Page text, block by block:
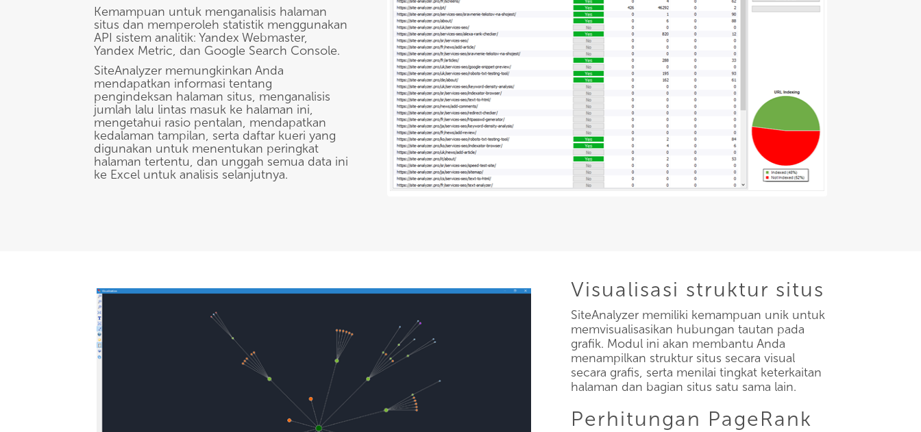
Kemampuan untuk menganalisis halaman
situs dan memperoleh statistik menggunakan
API sistem analitik: Yandex Webmaster,
Yandex Metric, dan Google Search Console.
SiteAnalyzer memungkinkan Anda
mendapatkan informasi tentang
pengindeksan halaman situs, menganalisis
jumlah lalu lintas masuk ke halaman ini,
mengetahui rasio pentalan, mendapatkan
kedalaman tampilan, serta daftar kueri yang
digunakan untuk menentukan peringkat
halaman tertentu, dan unggah semua data ini
ke Excel untuk analisis selanjutnya.
Visualisasi struktur situs
SiteAnalyzer memiliki kemampuan unik untuk
memvisualisasikan hubungan tautan pada
grafik. Modul ini akan membantu Anda
menampilkan struktur situs secara visual
secara grafis, serta menilai tingkat keterkaitan
halaman dan bagian situs satu sama lain.
Perhitungan PageRank